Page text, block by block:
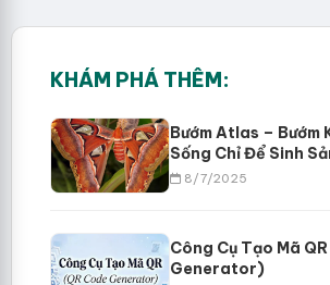
KHÁM PHÁ THÊM:
Bướm Atlas – Bướm
Sống Chỉ Để Sinh
Uống
8/7/2025
Công Cụ Tạo Mã
Generator)